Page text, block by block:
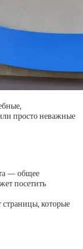
просто неважные
— общее
посетить
которые